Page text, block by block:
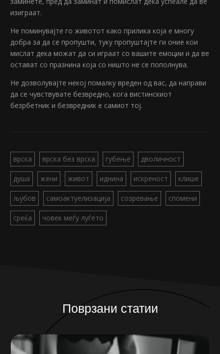
изиграат.
Не поминувајте го животот како прилика која е многу
добра за да се пропушти, туку пропуштајте ги оние кои
мислат дека можат да си играат со вашите емоции и да ве
остават со празнина која со ништо не се пополнува.
Не дозволувајте некој помалку вреден од вас, да направи
да се чувствувате безвредно, кога вистинскиот
безрбетник и безвредник е самиот тој.
врска врска без врска губење дволичност
душа жени живот иднина искреност клише
љубов самоактуелизација созревање спомени
среќа човек меѓу луѓето
Поврзани статии